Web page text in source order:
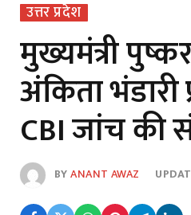
उत्तर प्रदेश
मुख्यमंत्री
अंकिता
CBI जांच की
BYANANT AWAZ